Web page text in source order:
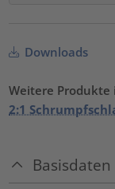
Downloads
Weitere Produkte
2:1
Basisdaten